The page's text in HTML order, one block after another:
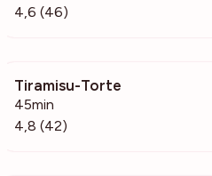
4,6 (46)
Tiramisu-Torte
45min
4,8 (42)